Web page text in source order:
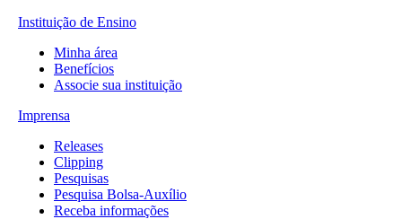
Instituição de Ensino
Minha área
Benefícios
Associe sua instituição
Imprensa
Releases
Clipping
Pesquisas
Pesquisa Bolsa-Auxílio
Receba informações